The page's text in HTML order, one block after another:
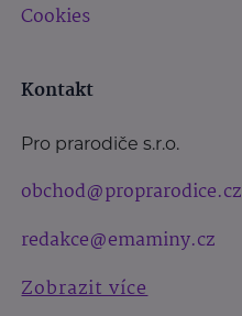
Cookies
Kontakt
Pro prarodiče s.r.o.
obchod@proprarodice.cz
redakce@emaminy.cz
Zobrazit více